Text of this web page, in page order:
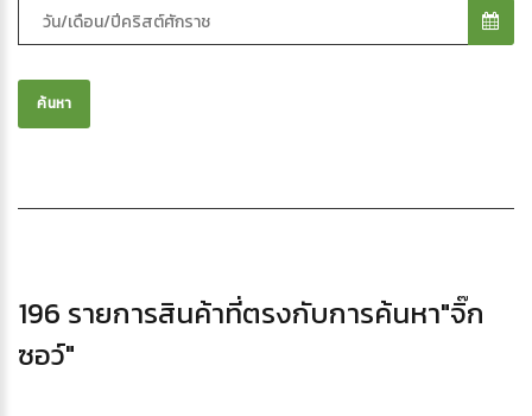
196 รายการสินค้าที่ตรงกับการค้นหา"จิ๊ก
ซอว์"